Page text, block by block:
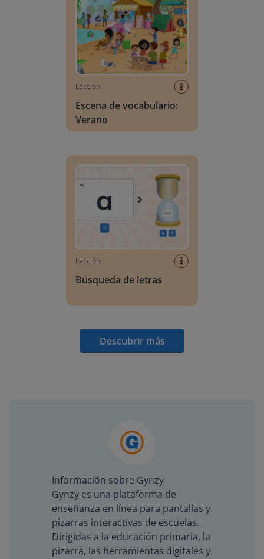
Lección
Escena de vocabulario:
Verano
Lección
Búsqueda de letras
Descubrir más
Información sobre Gynzy
Gynzy es una plataforma de
enseñanza en línea para pantallas y
pizarras interactivas de escuelas.
Dirigidas a la educación primaria, la
pizarra, las herramientas digitales y